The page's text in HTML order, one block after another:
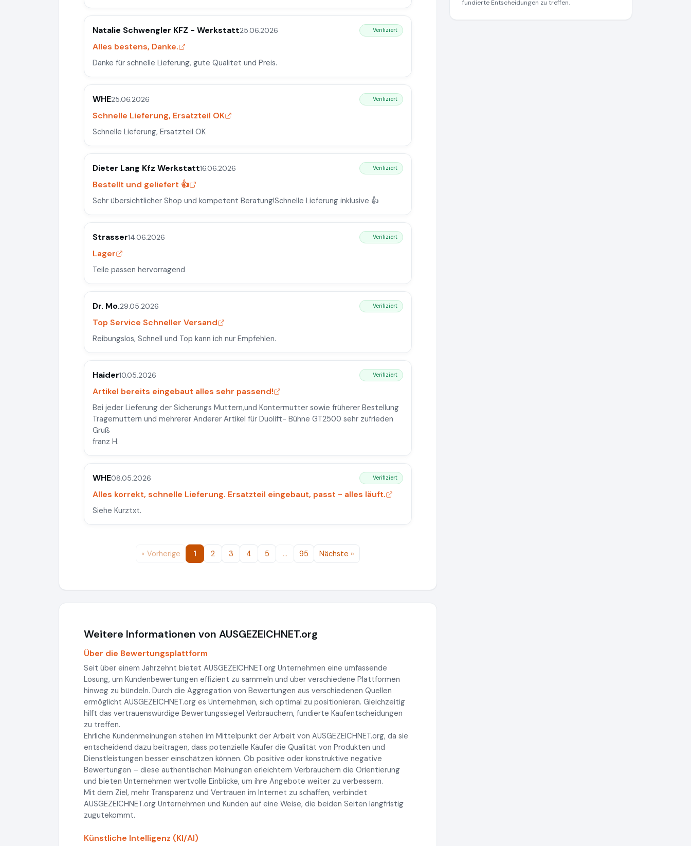
Natalie Schwengler KFZ - Werkstatt25.06.2026 Verifiziert
Alles bestens, Danke.
Danke für schnelle Lieferung, gute Qualitet und Preis.
WHE25.06.2026 Verifiziert
Schnelle Lieferung, Ersatzteil OK
Schnelle Lieferung, Ersatzteil OK
Dieter Lang Kfz Werkstatt16.06.2026 Verifiziert
Bestellt und geliefert 👍
Sehr übersichtlicher Shop und kompetent Beratung!Schnelle Lieferung inklusive 👍
Strasser14.06.2026 Verifiziert
Lager
Teile passen hervorragend
Dr. Mo.29.05.2026 Verifiziert
Top Service Schneller Versand
Reibungslos, Schnell und Top kann ich nur Empfehlen.
Haider10.05.2026 Verifiziert
Artikel bereits eingebaut alles sehr passend!
Bei jeder Lieferung der Sicherungs Muttern,und Kontermutter sowie früherer Bestellung
Tragemuttern und mehrerer Anderer Artikel für Duolift- Bühne GT2500 sehr zufrieden
Gruß
franz H.
WHE08.05.2026 Verifiziert
Alles korrekt, schnelle Lieferung. Ersatzteil eingebaut, passt - alles läuft.
Siehe Kurztxt.
« Vorherige 1 2 3 4 5 … 95 Nächste »
Weitere Informationen von AUSGEZEICHNET.org
Über die Bewertungsplattform
Seit über einem Jahrzehnt bietet AUSGEZEICHNET.org Unternehmen eine umfassende
Lösung, um Kundenbewertungen effizient zu sammeln und über verschiedene Plattformen
hinweg zu bündeln. Durch die Aggregation von Bewertungen aus verschiedenen Quellen
ermöglicht AUSGEZEICHNET.org es Unternehmen, sich optimal zu positionieren. Gleichzeitig
hilft das vertrauenswürdige Bewertungssiegel Verbrauchern, fundierte Kaufentscheidungen
zu treffen.
Ehrliche Kundenmeinungen stehen im Mittelpunkt der Arbeit von AUSGEZEICHNET.org, da sie
entscheidend dazu beitragen, dass potenzielle Käufer die Qualität von Produkten und
Dienstleistungen besser einschätzen können. Ob positive oder konstruktive negative
Bewertungen – diese authentischen Meinungen erleichtern Verbrauchern die Orientierung
und bieten Unternehmen wertvolle Einblicke, um ihre Angebote weiter zu verbessern.
Mit dem Ziel, mehr Transparenz und Vertrauen im Internet zu schaffen, verbindet
AUSGEZEICHNET.org Unternehmen und Kunden auf eine Weise, die beiden Seiten langfristig
zugutekommt.
Künstliche Intelligenz (KI/AI)
fundierte Entscheidungen zu treffen.